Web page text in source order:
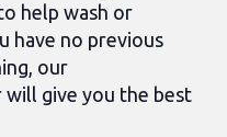
help wash or
have no previous
our
will give you the best